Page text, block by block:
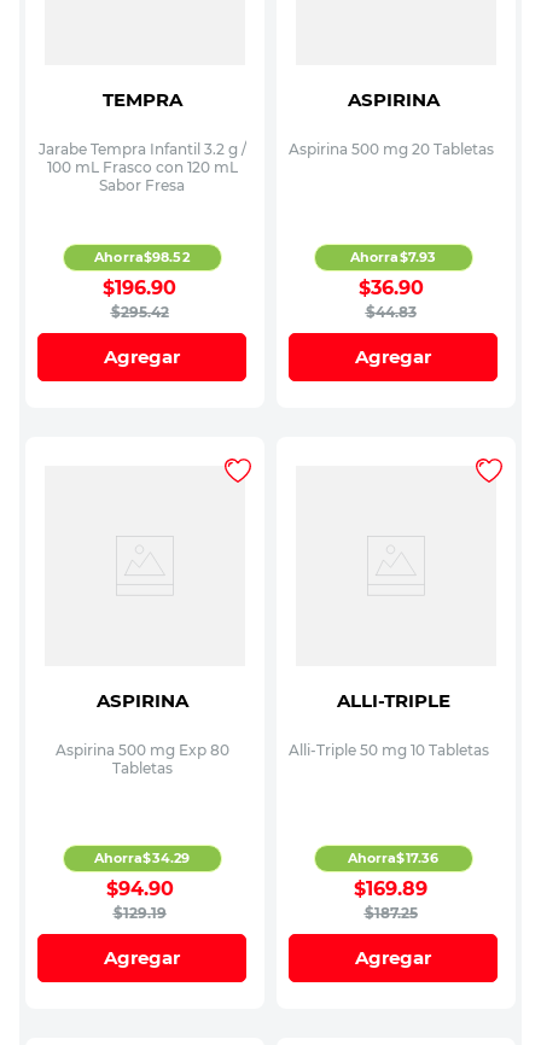
TEMPRA
Jarabe Tempra Infantil 3.2 g /
100 mL Frasco con 120 mL
Sabor Fresa
$295.42
$196.90
Ahorra$98.52
Agregar
ASPIRINA
Aspirina 500 mg 20 Tabletas
$44.83
$36.90
Ahorra$7.93
Agregar
ASPIRINA
Aspirina 500 mg Exp 80
Tabletas
$129.19
$94.90
Ahorra$34.29
Agregar
ALLI-TRIPLE
Alli-Triple 50 mg 10 Tabletas
$187.25
$169.89
Ahorra$17.36
Agregar